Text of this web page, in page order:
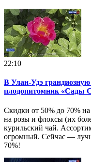
22:10
В Улан-Удэ
плодопитомник «Сады
Скидки от 50% до 70% на
на розы и флоксы (их
курильский чай.
огромный. Сейчас —
70%!